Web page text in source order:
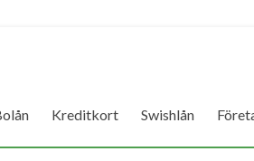
Kreditkort Swishlån